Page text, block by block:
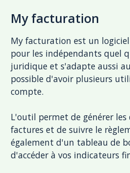
My facturation
My facturation est un
pour les indépendants quel
juridique et s'adapte aussi
possible d'avoir plusieurs
compte.
L'outil permet de générer les
factures et de suivre le
également d'un tableau de
d'accéder à vos indicateurs